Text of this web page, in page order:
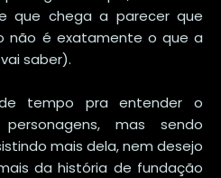
que chega a parecer que
não é exatamente o que a
saber).
tempo pra entender o
mas sendo
mais dela, nem desejo
da história de fundação